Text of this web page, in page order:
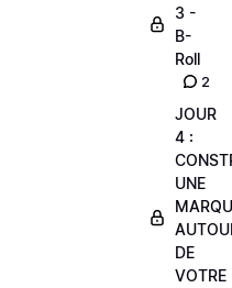
3 -
B-
Roll
2
JOUR
4 :
UNE
DE
VOTRE